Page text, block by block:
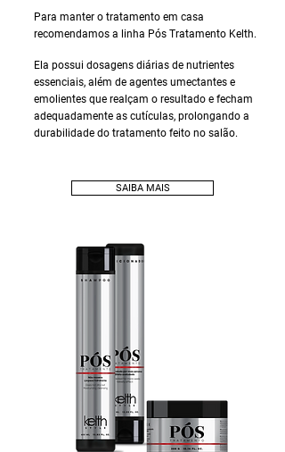
Para manter o tratamento em casa
recomendamos a linha Pós Tratamento Kelth.
Ela possui dosagens diárias de nutrientes
essenciais, além de agentes umectantes e
emolientes que realçam o resultado e fecham
adequadamente as cutículas, prolongando a
durabilidade do tratamento feito no salão.
SAIBA MAIS